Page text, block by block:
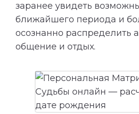
заранее увидеть
ближайшего периода и
осознанно распределить
общение и отдых.